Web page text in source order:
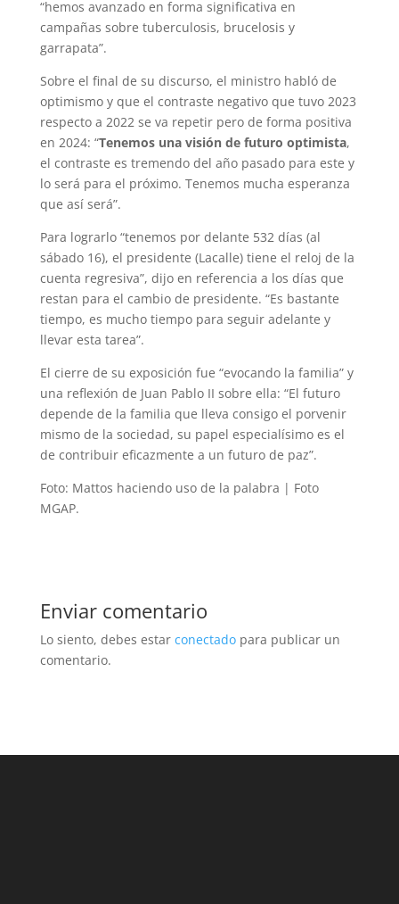
“hemos avanzado en forma significativa en
campañas sobre tuberculosis, brucelosis y
garrapata”.
Sobre el final de su discurso, el ministro habló de
optimismo y que el contraste negativo que tuvo 2023
respecto a 2022 se va repetir pero de forma positiva
en 2024: “Tenemos una visión de futuro optimista,
el contraste es tremendo del año pasado para este y
lo será para el próximo. Tenemos mucha esperanza
que así será”.
Para lograrlo “tenemos por delante 532 días (al
sábado 16), el presidente (Lacalle) tiene el reloj de la
cuenta regresiva”, dijo en referencia a los días que
restan para el cambio de presidente. “Es bastante
tiempo, es mucho tiempo para seguir adelante y
llevar esta tarea”.
El cierre de su exposición fue “evocando la familia” y
una reflexión de Juan Pablo II sobre ella: “El futuro
depende de la familia que lleva consigo el porvenir
mismo de la sociedad, su papel especialísimo es el
de contribuir eficazmente a un futuro de paz”.
Foto: Mattos haciendo uso de la palabra | Foto
MGAP.
Enviar comentario
Lo siento, debes estar conectadopara publicar un
comentario.